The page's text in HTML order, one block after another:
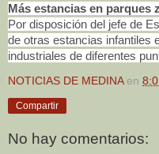
Más estancias en parques
Por disposición del jefe de
de otras estancias infantiles
industriales de diferentes
NOTICIAS DE MEDINA en
Compartir
No hay comentarios: